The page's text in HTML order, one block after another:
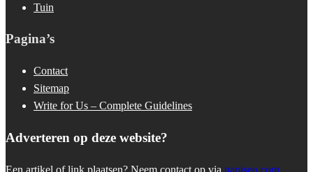
Tuin
Pagina’s
Contact
Sitemap
Write for Us – Complete Guidelines
Adverteren op deze website?
Een artikel of link plaatsen? Neem contact op via napiseo.com